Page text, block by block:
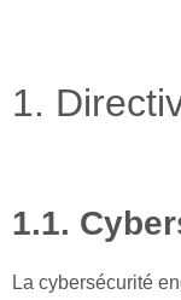
1.
1.1.
La cybersécurité